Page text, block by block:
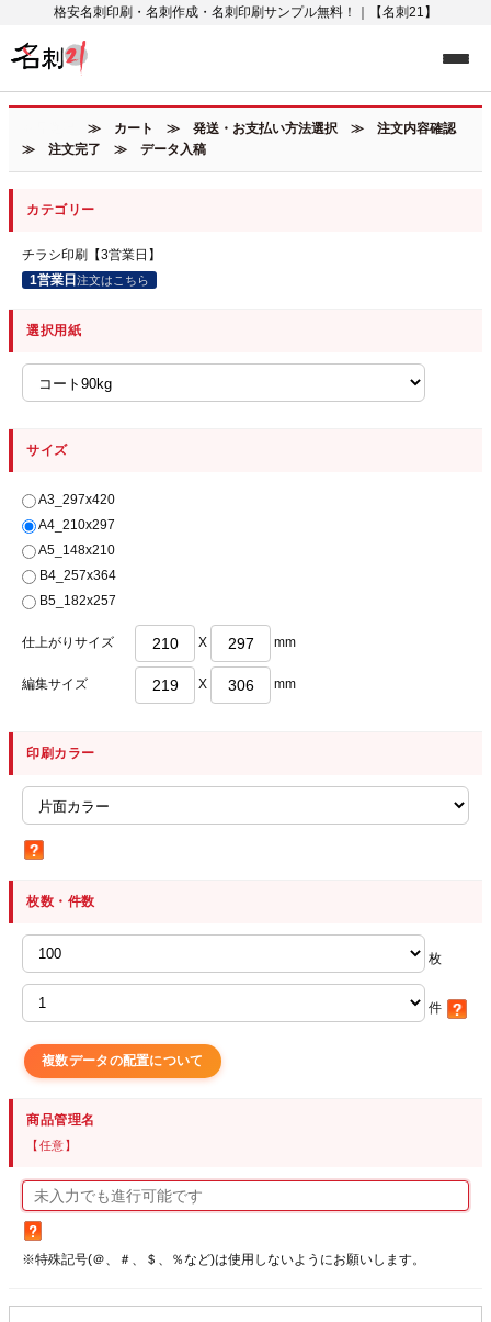
格安名刺印刷・名刺作成・名刺印刷サンプル無料！｜【名刺21】
≫ カート ≫ 発送・お支払い方法選択 ≫ 注文内容確認
≫ 注文完了 ≫ データ入稿
カテゴリー
チラシ印刷【3営業日】
1営業日 注文はこちら
選択用紙
サイズ
A3_297x420
A4_210x297
A5_148x210
B4_257x364
B5_182x257
仕上がりサイズ X mm
編集サイズ X mm
印刷カラー
枚数・件数
枚
件
複数データの配置について
商品管理名
【任意】
※特殊記号(＠、＃、＄、％など)は使用しないようにお願いします。